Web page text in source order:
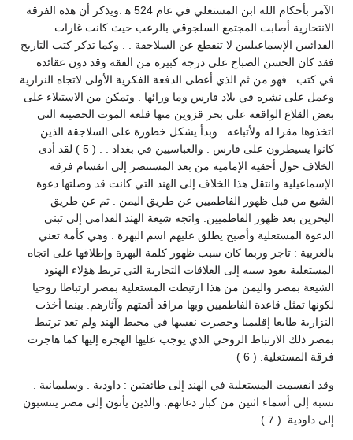
الآمر بأحكام الله ابن المستعلي في عام 524 ه‍ .ويذكر أن هذه الفرقة
الانتحارية أصابت المجتمع السلجوقي بالرعب حيث كانت غارات
الفدائيين الإسماعيليين لا تنقطع عن السلاجقة . . وكما تذكر كتب التاريخ
فقد كان الحسن الصباح على درجة كبيرة من الفقه وقد دون عقائده
في كتب . فهو من ثم الذي أعطى الدفعة الفكرية الأولى لاتجاه النزارية
وعمل على نشره في بلاد فارس وما ورائها . وتمكن من الاستيلاء على
بعض القلاع الواقعة على بحر قزوين منها قلعة الموت الحصينة التي
اتخذوها مقرا له ولأتباعه . وبدأ يشكل خطورة على السلاجقة الذين
كانوا يسيطرون على فارس . والعباسيين في بغداد . . ( 5 ) لقد أدى
الخلاف حول أحقية الإمامية من بعد المستنصر إلى انقسام فرقة
الإسماعيلية وانتقل هذا الخلاف إلى الهند التي كانت قد وصلتها دعوة
الشيع من قبل ظهور الفاطميين عن طريق اليمن . ثم عن طريق
البحرين بعد ظهور الفاطميين. واتجه شيعة الهند القدامي إلى تبني
الدعوة المستعلية وأصبح يطلق عليهم اسم البهرة . وهي كأمة تعني
بالعربية : تاجر وربما كان سبب ظهور كلمة البهرة وإطلاقها على اتجاه
المستعلية يعود سببه إلى العلاقات التجارية التي تربط هؤلاء الهنود
الشيعة بمصر واليمن من هذا ارتبطت المستعلية بمصر ارتباطا روحيا
لكونها تمثل قاعدة الفاطميين وبها مراقد أئمتهم وآثارهم. بينما أخذت
النزارية طابعا إقليميا وحصرت نفسها في محيط الهند ولم تعد ترتبط
بمصر ذلك الارتباط الروحي الذي يوجب عليها الهجرة إليها كما هاجرت
فرقة المستعلية. ( 6 )
وقد انقسمت المستعلية في الهند إلى طائفتين : داودية . وسليمانية .
نسبة إلى أسماء اثنين من كبار دعاتهم. والذين يأتون إلى مصر ينتسبون
إلى داودية. ( 7 )